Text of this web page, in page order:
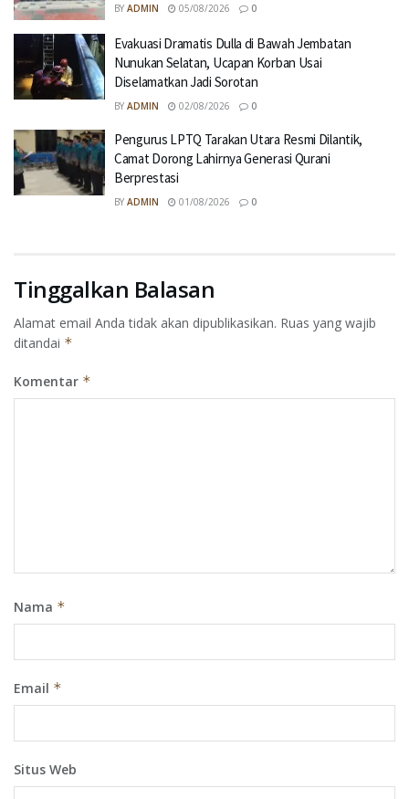
BY ADMIN 05/08/2026 0
Evakuasi Dramatis Dulla di Bawah Jembatan
Nunukan Selatan, Ucapan Korban Usai
Diselamatkan Jadi Sorotan
BY ADMIN 02/08/2026 0
Pengurus LPTQ Tarakan Utara Resmi Dilantik,
Camat Dorong Lahirnya Generasi Qurani
Berprestasi
BY ADMIN 01/08/2026 0
Tinggalkan Balasan
Alamat email Anda tidak akan dipublikasikan. Ruas yang wajib
ditandai *
Komentar *
Nama *
Email *
Situs Web